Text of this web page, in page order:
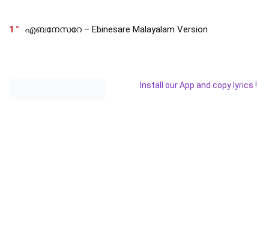
1 എബനേസറേ – Ebinesare Malayalam Version
Install our App and copy lyrics !